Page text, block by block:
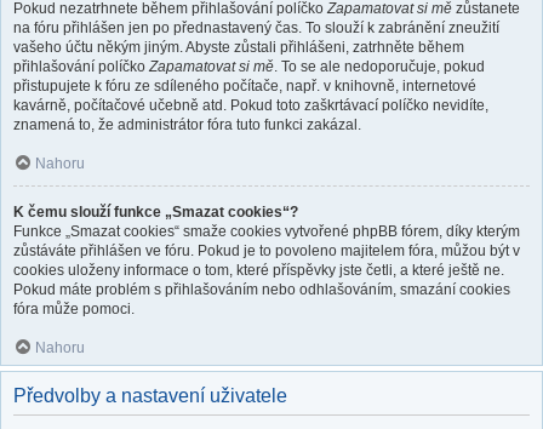
Pokud nezatrhnete během přihlašování políčko Zapamatovat si mě zůstanete
na fóru přihlášen jen po přednastavený čas. To slouží k zabránění zneužití
vašeho účtu někým jiným. Abyste zůstali přihlášeni, zatrhněte během
přihlašování políčko Zapamatovat si mě . To se ale nedoporučuje, pokud
přistupujete k fóru ze sdíleného počítače, např. v knihovně, internetové
kavárně, počítačové učebně atd. Pokud toto zaškrtávací políčko nevidíte,
znamená to, že administrátor fóra tuto funkci zakázal.
Nahoru
K čemu slouží funkce „Smazat cookies“?
Funkce „Smazat cookies“ smaže cookies vytvořené phpBB fórem, díky kterým
zůstáváte přihlášen ve fóru. Pokud je to povoleno majitelem fóra, můžou být v
cookies uloženy informace o tom, které příspěvky jste četli, a které ještě ne.
Pokud máte problém s přihlašováním nebo odhlašováním, smazání cookies
fóra může pomoci.
Nahoru
Předvolby a nastavení uživatele